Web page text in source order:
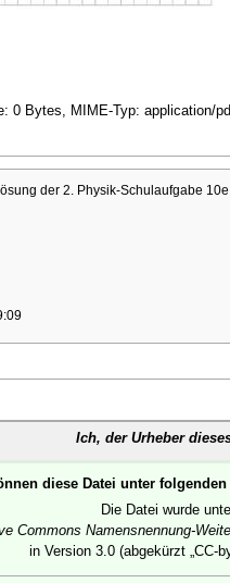
0 Bytes, MIME-Typ: application/
der 2. Physik-Schulaufgabe
Ich, der Urheber
diese Datei unter
Die Datei wurde
Commons Namensnennung-
in Version 3.0 (abgekürzt „CC-